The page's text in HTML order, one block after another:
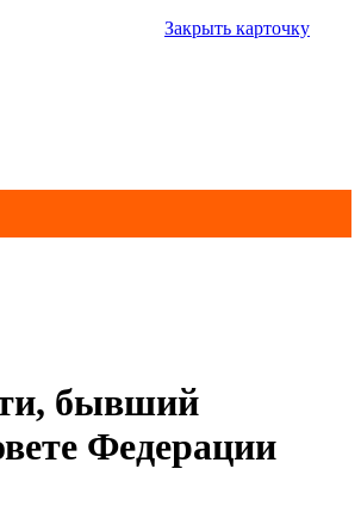
Закрыть карточку
бывший
Федерации